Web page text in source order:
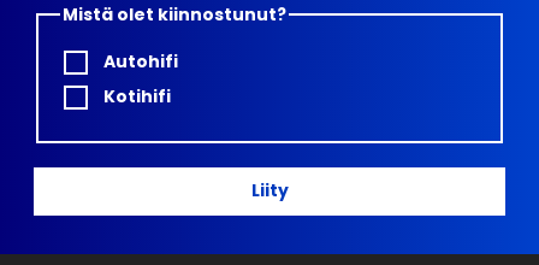
Mistä olet kiinnostunut?
Autohifi
Kotihifi
Liity